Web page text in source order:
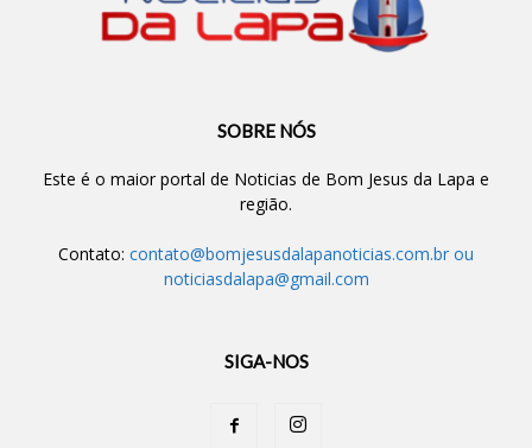
SOBRE NÓS
Este é o maior portal de Noticias de Bom Jesus da Lapa e
região.
Contato: contato@bomjesusdalapanoticias.com.br ou
noticiasdalapa@gmail.com
SIGA-NOS